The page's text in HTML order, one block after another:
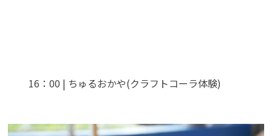
16：00 | ちゅるおかや(クラフトコーラ体験)